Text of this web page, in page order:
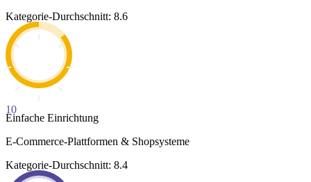
Kategorie-Durchschnitt: 8.6
10
Einfache Einrichtung
E-Commerce-Plattformen & Shopsysteme
Kategorie-Durchschnitt: 8.4